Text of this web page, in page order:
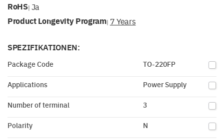
RoHS| Ja
Product Longevity Program| 7 Years
SPEZIFIKATIONEN:
Package Code TO-220FP
Applications Power Supply
Number of terminal 3
Polarity N